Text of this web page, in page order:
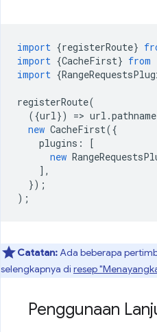
import {registerRoute}
import {CacheFirst} from
import {
registerRoute(
({url}) => url .pathname
new CacheFirst({
plugins :
[
new
],
});
);
Catatan:Ada beberapa
selengkapnya di resep
Penggunaan